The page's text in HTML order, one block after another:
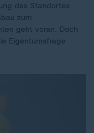
des Standortes
zum
geht voran. Doch
Eigentumsfrage